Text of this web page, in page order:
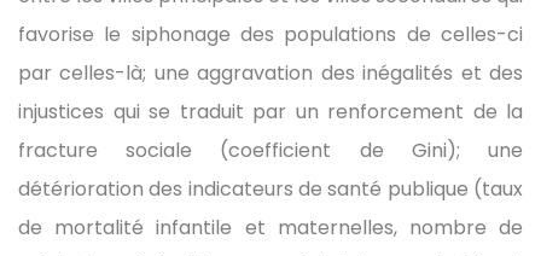
favorise le siphonage des populations de celles-ci
par celles-là; une aggravation des inégalités et des
injustices qui se traduit par un renforcement de la
fracture sociale (coefficient de Gini); une
détérioration des indicateurs de santé publique (taux
de mortalité infantile et maternelles, nombre de